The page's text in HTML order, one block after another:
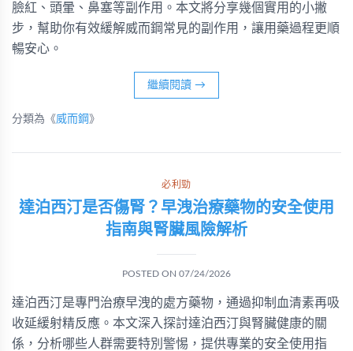
臉紅、頭暈、鼻塞等副作用。本文將分享幾個實用的小撇
步，幫助你有效緩解威而鋼常見的副作用，讓用藥過程更順
暢安心。
繼續閱讀 →
分類為《威而鋼 》
必利勁
達泊西汀是否傷腎？早洩治療藥物的安全使用
指南與腎臟風險解析
POSTED ON 07/24/2026
達泊西汀是專門治療早洩的處方藥物，通過抑制血清素再吸
收延緩射精反應。本文深入探討達泊西汀與腎臟健康的關
係，分析哪些人群需要特別警惕，提供專業的安全使用指